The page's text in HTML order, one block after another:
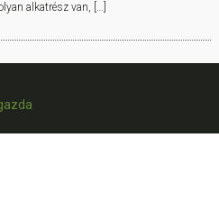
alkatrész van, […]